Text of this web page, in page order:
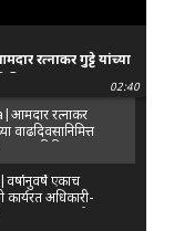
रत्नाकर गुट्टे यांच्या
पूर्णा तालुक्यात
उपक्रम
02:40
रत्नाकर
वाढदिवसानिमित्त
विविध
उपक्रम
एकाच
कार्यरत अधिकारी-
बदल्यांसाठी